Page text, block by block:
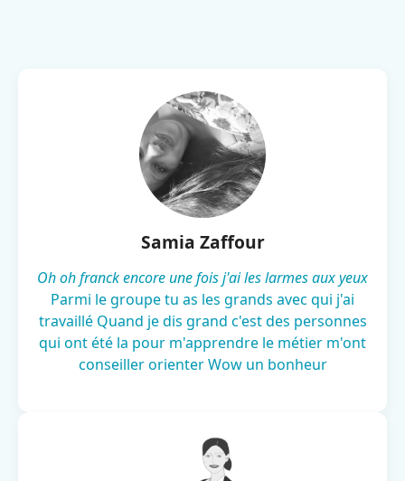
Samia Zaffour
Oh oh franck encore une fois j'ai les larmes aux yeux
Parmi le groupe tu as les grands avec qui j'ai
travaillé Quand je dis grand c'est des personnes
qui ont été la pour m'apprendre le métier m'ont
conseiller orienter Wow un bonheur